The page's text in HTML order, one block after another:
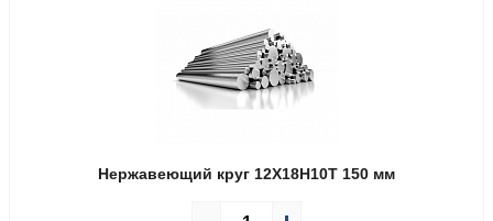
Нержавеющий круг 12Х18Н10Т 150 мм